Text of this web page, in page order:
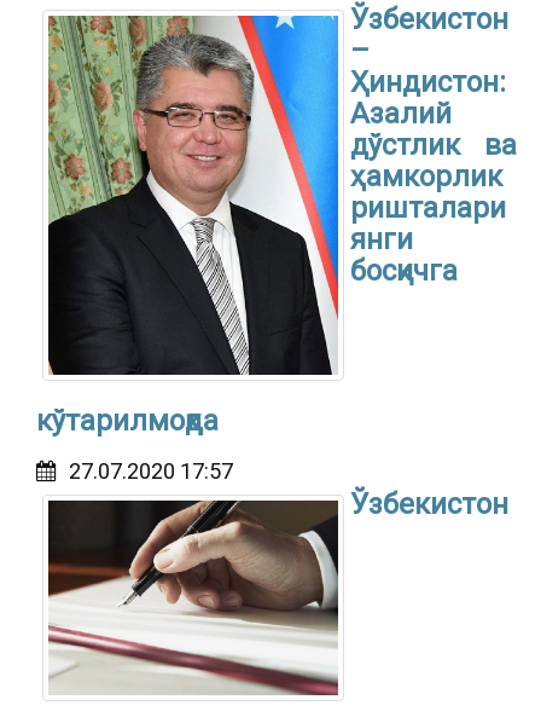
Ўзбекистон
–
Ҳиндистон:
Азалий
дўстлик ва
ҳамкорлик
ришталари
янги
босқичга
кўтарилмоқда
27.07.2020 17:57
Ўзбекистон